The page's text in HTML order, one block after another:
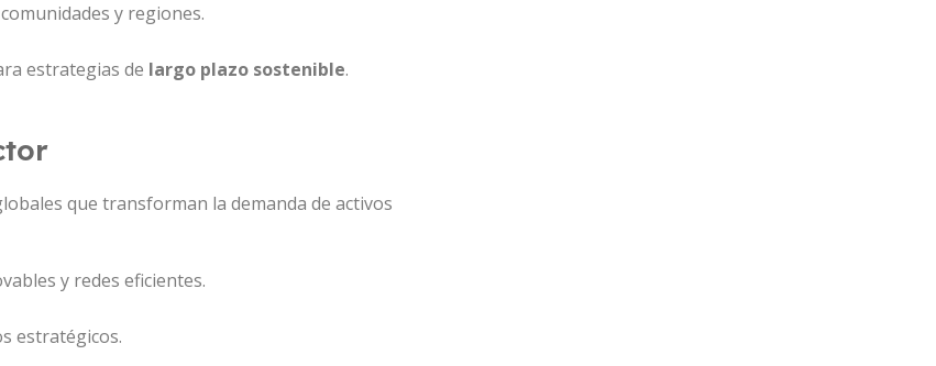
y regiones.
estrategias de largo plazo sostenible.
que transforman la demanda de activos
y redes eficientes.
estratégicos.